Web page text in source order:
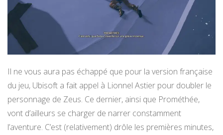
Il ne vous aura pas échappé que pour la version française
du jeu, Ubisoft a fait appel à Lionnel Astier pour doubler le
personnage de Zeus. Ce dernier, ainsi que Prométhée,
vont d’ailleurs se charger de narrer constamment
l’aventure. C’est (relativement) drôle les premières minutes,